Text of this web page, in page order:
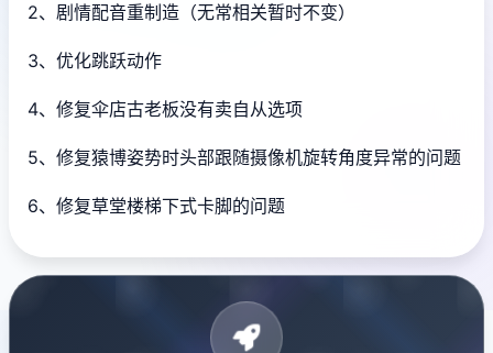
2、剧情配音重制造（无常相关暂时不变）
3、优化跳跃动作
4、修复伞店古老板没有卖自从选项
5、修复猿博姿势时头部跟随摄像机旋转角度异常的问题
6、修复草堂楼梯下式卡脚的问题